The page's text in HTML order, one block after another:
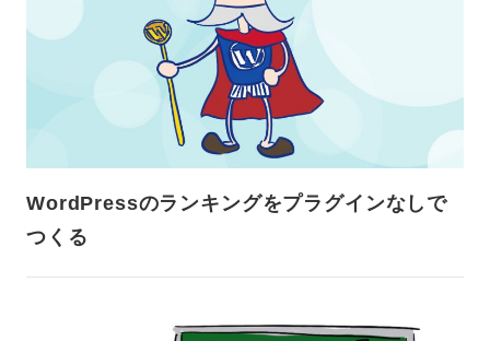
WordPressのランキングをプラグインなしで
つくる